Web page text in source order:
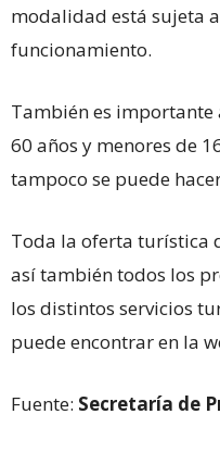
modalidad está sujeta
funcionamiento.
También es
60 años y menores de
tampoco se puede
Toda la oferta turística
así también todos los
los distintos servicios
puede encontrar en la
Fuente: Secretaría de